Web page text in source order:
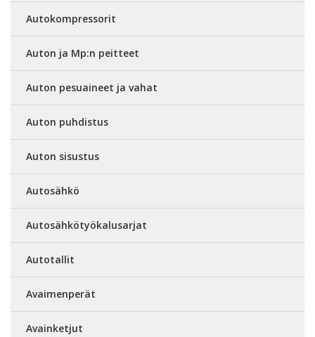
Autokompressorit
Auton ja Mp:n peitteet
Auton pesuaineet ja vahat
Auton puhdistus
Auton sisustus
Autosähkö
Autosähkötyökalusarjat
Autotallit
Avaimenperät
Avainketjut